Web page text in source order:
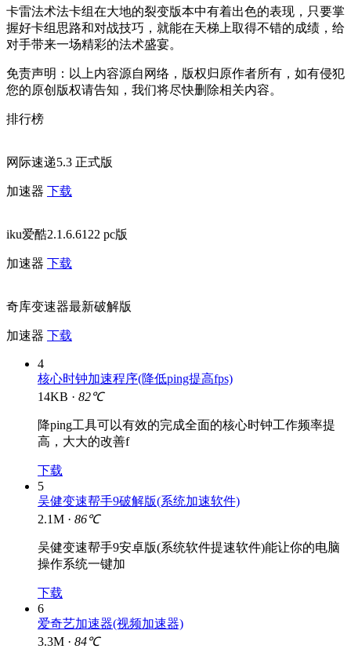
卡雷法术法卡组在大地的裂变版本中有着出色的表现，只要掌
握好卡组思路和对战技巧，就能在天梯上取得不错的成绩，给
对手带来一场精彩的法术盛宴。
免责声明：以上内容源自网络，版权归原作者所有，如有侵犯
您的原创版权请告知，我们将尽快删除相关内容。
排行榜
网际速递5.3 正式版
加速器 下载
iku爱酷2.1.6.6122 pc版
加速器 下载
奇库变速器最新破解版
加速器 下载
4
核心时钟加速程序(降低ping提高fps)
82℃
降ping工具可以有效的完成全面的核心时钟工作频率提
高，大大的改善f
下载
5
吴健变速帮手9破解版(系统加速软件)
吴健变速帮手9安卓版(系统软件提速软件)能让你的电脑
下载
6
爱奇艺加速器(视频加速器)